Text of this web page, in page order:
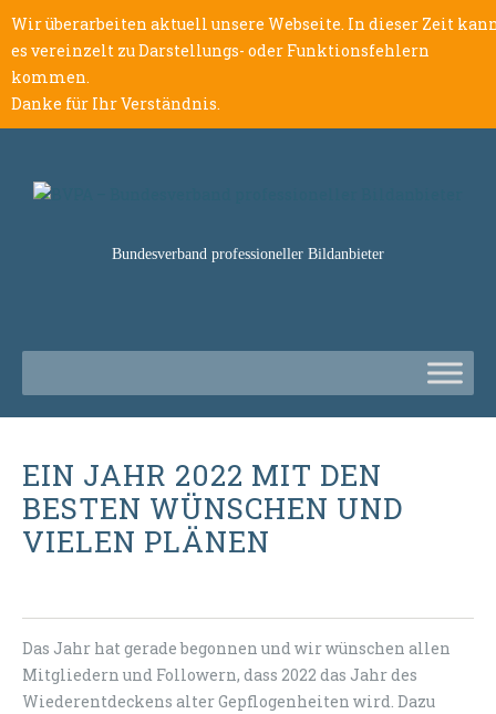
Wir überarbeiten aktuell unsere Webseite. In dieser Zeit
es vereinzelt zu Darstellungs- oder Funktionsfehlern
kommen.
Danke für Ihr Verständnis.
Bundesverband professioneller Bildanbieter
EIN JAHR 2022 MIT DEN
BESTEN WÜNSCHEN UND
VIELEN PLÄNEN
Das Jahr hat gerade begonnen und wir wünschen allen
Mitgliedern und Followern, dass 2022 das Jahr des
Wiederentdeckens alter Gepflogenheiten wird. Dazu